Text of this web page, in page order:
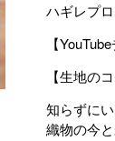
ハギレプ
【
【生地の
知らずに
織物の今